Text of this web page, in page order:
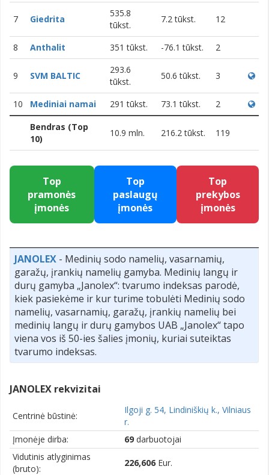
7 Giedrita
535.8
tūkst.
7.2 tūkst. 12
8 Anthalit 351 tūkst. -76.1 tūkst. 2
9 SVM BALTIC
293.6
tūkst.
50.6 tūkst. 3
10 Mediniai namai 291 tūkst. 73.1 tūkst.
2
Bendras (Top
10)
10.9 mln. 216.2 tūkst. 119
Top
pramonės
įmonės
Top
paslaugų
įmonės
Top
prekybos
įmonės
JANOLEX - Medinių sodo namelių, vasarnamių,
garažų, įrankių namelių gamyba. Medinių langų ir
durų gamyba „Janolex“: tvarumo indeksas parodė,
kiek pasiekėme ir kur turime tobulėti Medinių sodo
namelių, vasarnamių, garažų, įrankių namelių bei
medinių langų ir durų gamybos UAB „Janolex“ tapo
viena vos iš 50-ies šalies įmonių, kuriai suteiktas
tvarumo indeksas.
JANOLEX rekvizitai
Centrinė būstinė:
Ilgoji g. 54, Lindiniškių k., Vilniaus
r.
Įmonėje dirba:
69 darbuotojai
Vidutinis atlyginimas
(bruto):
226,606 Eur.